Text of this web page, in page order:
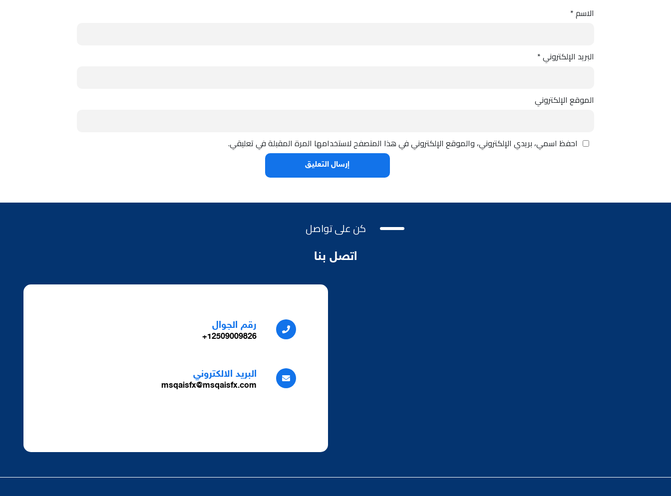
الاسم*
البريد الإلكتروني*
الموقع الإلكتروني
احفظ اسمي، بريدي الإلكتروني، والموقع الإلكتروني في هذا المتصفح لاستخدامها المرة المقبلة في تعليقي.
كن على تواصل
اتصل بنا
رقم الجوال
12509009826+
البريد الالكتروني
msqaisfx@msqaisfx.com